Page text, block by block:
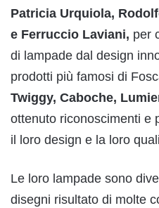
Patricia Urquiola,
e Ferruccio Laviani, per
di lampade dal design
prodotti più famosi di
Twiggy, Caboche,
ottenuto riconoscimenti e
il loro design e la loro
Le loro lampade sono
disegni risultato di molte